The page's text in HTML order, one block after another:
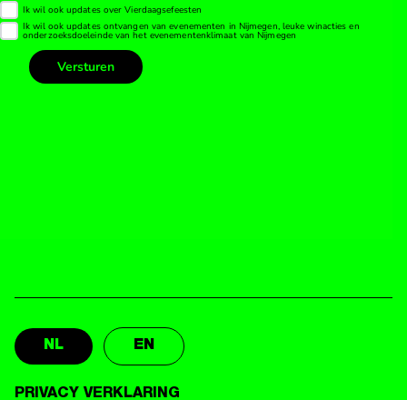
NL EN
PRIVACY VERKLARING